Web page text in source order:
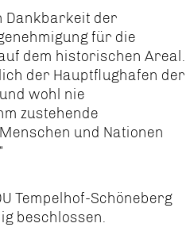
Dankbarkeit der
für die
dem historischen Areal.
der Hauptflughafen der
wohl nie
zustehende
und Nationen
Tempelhof-Schöneberg
beschlossen.